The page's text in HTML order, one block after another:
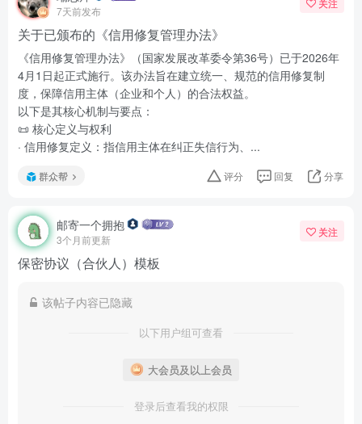
7天前发布
关于已颁布的《信用修复管理办法》
《信用修复管理办法》（国家发展改革委令第36号）已于2026年
4月1日起正式施行。该办法旨在建立统一、规范的信用修复制
度，保障信用主体（企业和个人）的合法权益。
以下是其核心机制与要点：
📜 核心定义与权利
· 信用修复定义：指信用主体在纠正失信行为、...
群众帮 评分 回复 分享
邮寄一个拥抱
3个月前更新
关注
保密协议（合伙人）模板
该帖子内容已隐藏
以下用户组可查看
大会员及以上会员
登录后查看我的权限